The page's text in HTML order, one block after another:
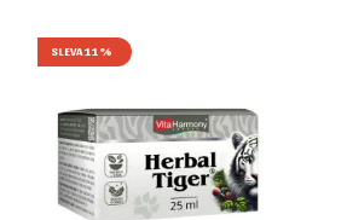
SLEVA 11%